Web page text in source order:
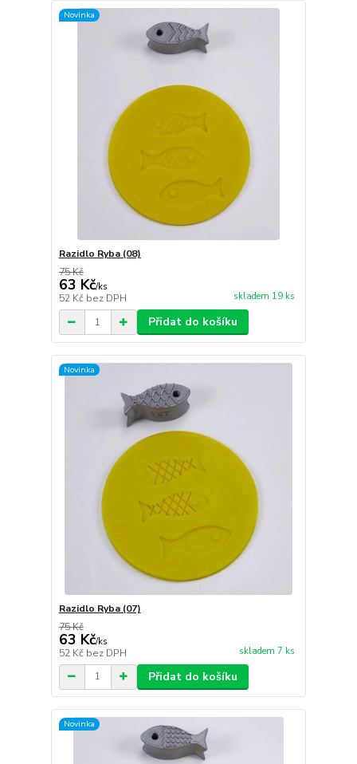
Novinka
Razidlo Ryba (08)
75 Kč
63 Kč/ks
52 Kč bez DPH skladem 19 ks
Přidat do košíku
Novinka
Razidlo Ryba (07)
75 Kč
63 Kč/ks
52 Kč bez DPH skladem 7 ks
Přidat do košíku
Novinka